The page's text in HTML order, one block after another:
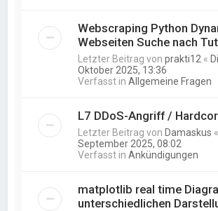
Webscraping Python
Webseiten Suche nach
Letzter Beitrag vonprakti12 «
Oktober 2025, 13:36
Verfasst inAllgemeine Fragen
L7 DDoS-Angriff /
Letzter Beitrag von Damaskus
September 2025, 08:02
Verfasst inAnkündigungen
matplotlib real time
unterschiedlichen